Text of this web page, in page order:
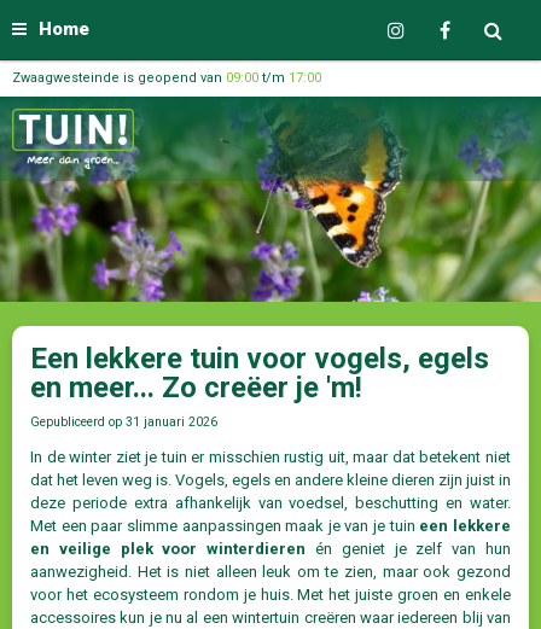
Home
Zwaagwesteinde is geopend van 09:00 t/m 17:00
Een lekkere tuin voor vogels, egels
en meer... Zo creëer je 'm!
Gepubliceerd op 31 januari 2026
In de winter ziet je tuin er misschien rustig uit, maar dat betekent niet
dat het leven weg is. Vogels, egels en andere kleine dieren zijn juist in
deze periode extra afhankelijk van voedsel, beschutting en water.
Met een paar slimme aanpassingen maak je van je tuin een lekkere
en veilige plek voor winterdieren én geniet je zelf van hun
aanwezigheid. Het is niet alleen leuk om te zien, maar ook gezond
voor het ecosysteem rondom je huis. Met het juiste groen en enkele
accessoires kun je nu al een wintertuin creëren waar iedereen blij van